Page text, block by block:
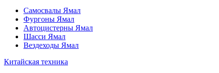
Самосвалы Ямал
Фургоны Ямал
Автоцистерны Ямал
Шасси Ямал
Вездеходы Ямал
Китайская техника